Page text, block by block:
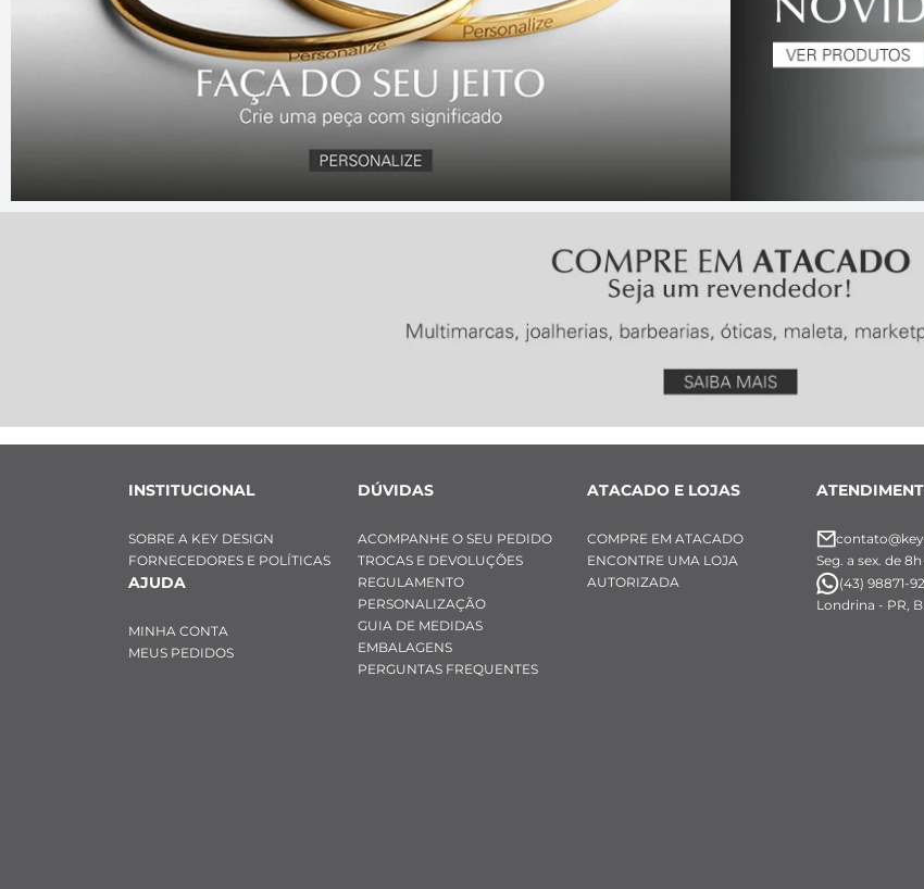
INSTITUCIONAL
SOBRE A KEY DESIGN
FORNECEDORES E POLÍTICAS
AJUDA
MINHA CONTA
MEUS PEDIDOS
DÚVIDAS
ACOMPANHE O SEU PEDIDO
TROCAS E DEVOLUÇÕES
REGULAMENTO
PERSONALIZAÇÃO
GUIA DE MEDIDAS
EMBALAGENS
PERGUNTAS FREQUENTES
ATACADO E LOJAS
COMPRE EM ATACADO
ENCONTRE UMA LOJA
AUTORIZADA
Seg. a sex. de 8h
(43) 98871-
Londrina - PR,